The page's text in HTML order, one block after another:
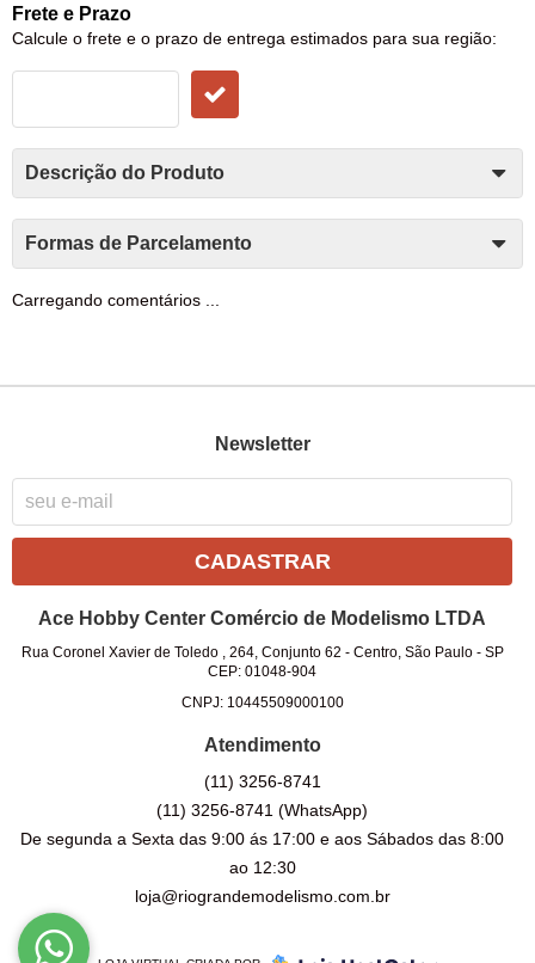
Frete e Prazo
Calcule o frete e o prazo de entrega estimados para sua região:
Descrição do Produto
Formas de Parcelamento
Carregando comentários ...
Newsletter
CADASTRAR
Ace Hobby Center Comércio de Modelismo LTDA
Rua Coronel Xavier de Toledo , 264, Conjunto 62 - Centro, São Paulo- SP
CEP: 01048-904
CNPJ: 10445509000100
Atendimento
(11) 3256-8741
(11) 3256-8741(WhatsApp)
De segunda a Sexta das 9:00 ás 17:00 e aos Sábados das 8:00
ao 12:30
loja@riograndemodelismo.com.br